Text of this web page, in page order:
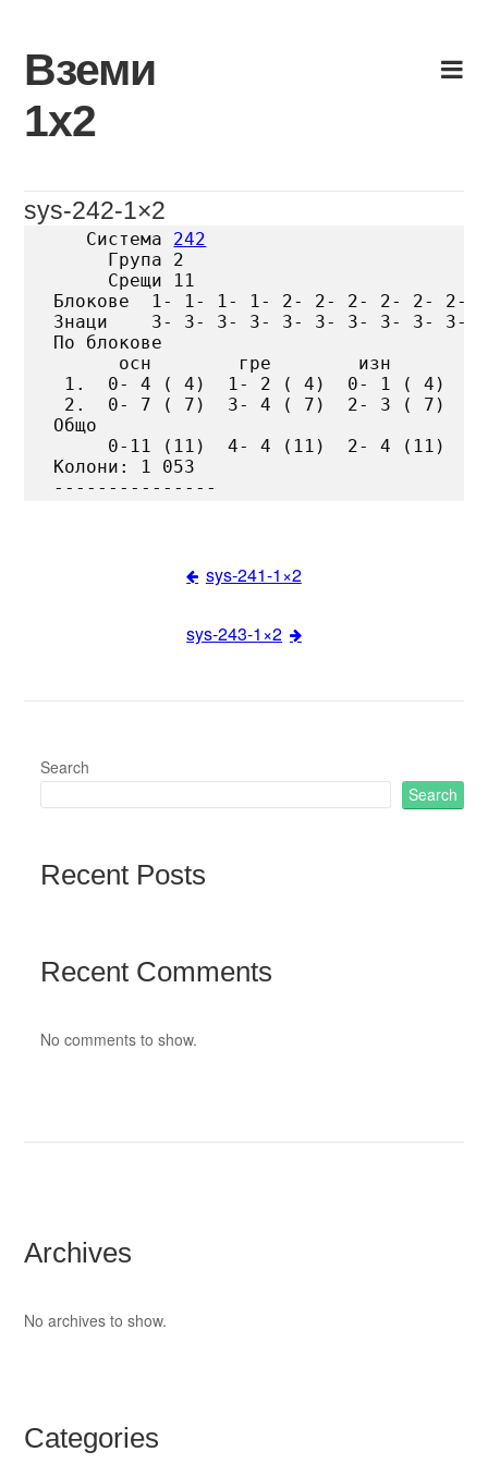
content
Вземи
1х2
sys-242-1×2
   Система
242
     Група 2
     Срещи 11
Блокове  1- 1- 1- 1- 2- 2- 2- 2- 2- 2-
Знаци    3- 3- 3- 3- 3- 3- 3- 3- 3- 3-
По блокове
      осн        гре        изн
1.  0- 4 ( 4)  1- 2 ( 4)  0- 1 ( 4)
2.  0- 7 ( 7)  3- 4 ( 7)  2- 3 ( 7)
Общо
     0-11 (11)  4- 4 (11)  2- 4 (11)
Колони: 1 053
sys-241-1×2
sys-243-1×2
Search
Search
Recent Posts
Recent Comments
No comments to show.
Archives
No archives to show.
Categories